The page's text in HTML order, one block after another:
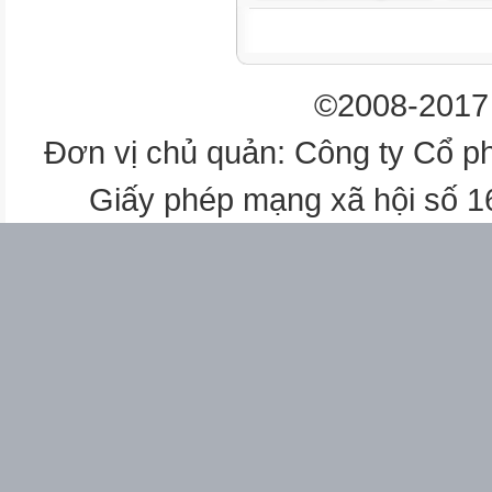
©2008-
Đơn vị chủ quản: Công ty Cổ
Giấy phép mạng xã hội số